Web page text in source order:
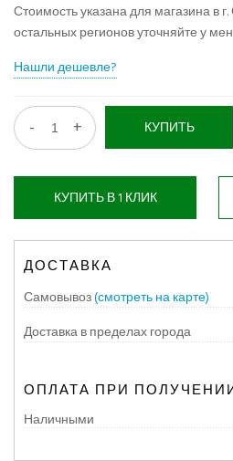
Стоимость указана для магазина в
остальных регионов уточняйте у
Нашли дешевле?
- + КУПИТЬ
КУПИТЬ В 1 КЛИК
ДОСТАВКА
Самовывоз(смотреть на карте)
Доставка в пределах города
ОПЛАТА ПРИ
Наличными